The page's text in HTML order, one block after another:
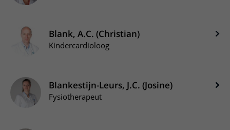
Blank, A.C. (Christian)
Kindercardioloog
Blankestijn-Leurs, J.C. (Josine)
Fysiotherapeut